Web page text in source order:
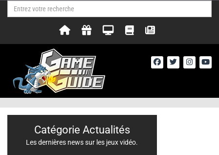
Catégorie Actualités
Les dernières news sur les jeux vidéo.